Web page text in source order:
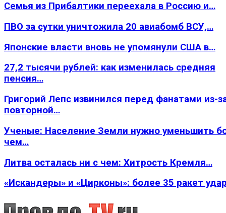
Семья из Прибалтики переехала в Россию и…
ПВО за сутки уничтожила 20 авиабомб ВСУ,…
Японские власти вновь не упомянули США в…
27,2 тысячи рублей: как изменилась средняя
пенсия…
Григорий Лепс извинился перед фанатами из-
повторной…
Ученые: Население Земли нужно уменьшить
чем…
Литва осталась ни с чем: Хитрость Кремля…
«Искандеры» и «Цирконы»: более 35 ракет